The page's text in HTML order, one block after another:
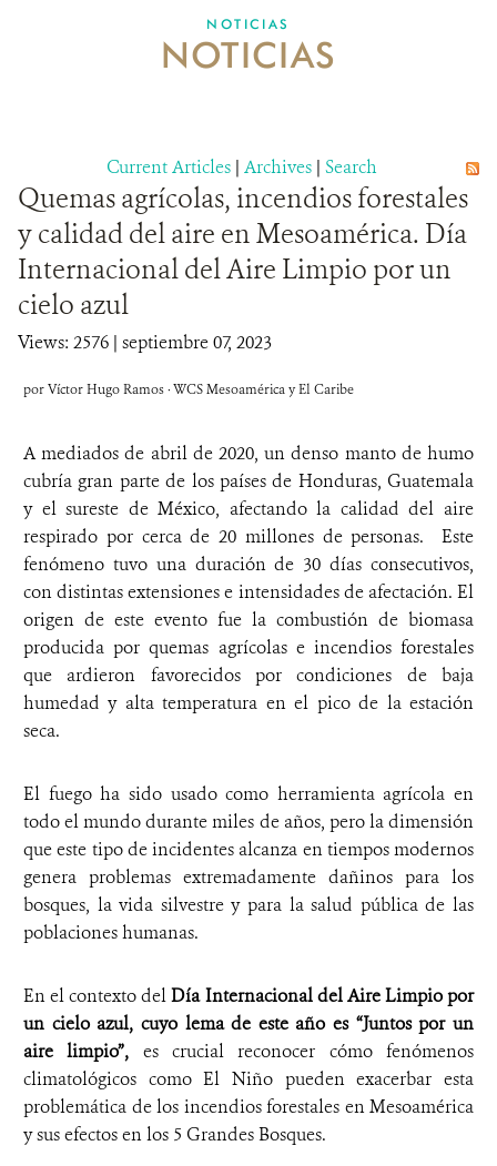
NOTICIAS
DONA
NOTICIAS
NOTICIAS
Current Articles | Archives | Search
Quemas agrícolas, incendios forestales
y calidad del aire en Mesoamérica. Día
Internacional del Aire Limpio por un
cielo azul
Views: 2576 | septiembre 07, 2023
por Víctor Hugo Ramos · WCS Mesoamérica y El Caribe
A mediados de abril de 2020, un denso manto de humo
cubría gran parte de los países de Honduras, Guatemala
y el sureste de México, afectando la calidad del aire
respirado por cerca de 20 millones de personas. Este
fenómeno tuvo una duración de 30 días consecutivos,
con distintas extensiones e intensidades de afectación. El
origen de este evento fue la combustión de biomasa
producida por quemas agrícolas e incendios forestales
que ardieron favorecidos por condiciones de baja
humedad y alta temperatura en el pico de la estación
seca.
El fuego ha sido usado como herramienta agrícola en
todo el mundo durante miles de años, pero la dimensión
que este tipo de incidentes alcanza en tiempos modernos
genera problemas extremadamente dañinos para los
bosques, la vida silvestre y para la salud pública de las
poblaciones humanas.
En el contexto delDía Internacional del Aire Limpio por
un cielo azul, cuyo lema de este año es “Juntos por un
aire limpio”, es crucial reconocer cómo fenómenos
climatológicos como El Niño pueden exacerbar esta
problemática de los incendios forestales en Mesoamérica
y sus efectos en los 5 Grandes Bosques.